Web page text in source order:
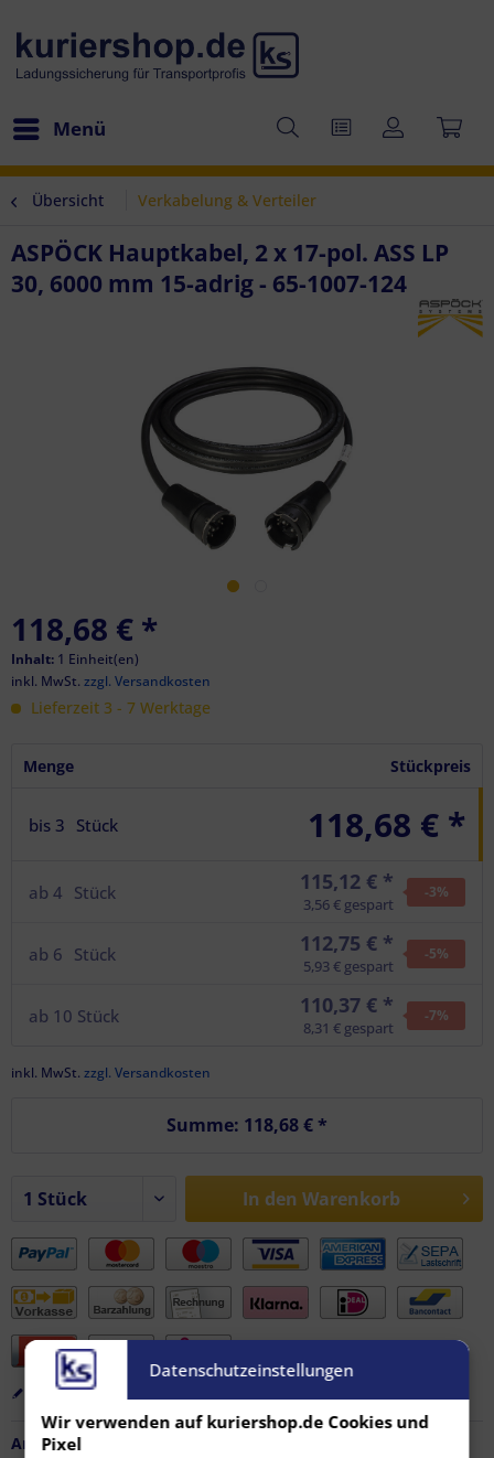
Menü
Übersicht Verkabelung & Verteiler
ASPÖCK Hauptkabel, 2 x 17-pol. ASS LP
30, 6000 mm 15-adrig - 65-1007-124
118,68 € *
Inhalt: 1 Einheit(en)
inkl. MwSt. zzgl. Versandkosten
Lieferzeit 3 - 7 Werktage
Menge Stückpreis
bis 3 Stück 118,68 € *
ab 4 Stück 115,12 € *
3,56 € gespart
-3%
ab 6 Stück 112,75 € *
5,93 € gespart
-5%
ab 10 Stück 110,37 € *
8,31 € gespart
-7%
inkl. MwSt. zzgl. Versandkosten
Summe: 118,68 €*
In den Warenkorb
Merken
Artikel-Nr.:
Datenschutzeinstellungen
Wir verwenden auf kuriershop.de Cookies und
Pixel